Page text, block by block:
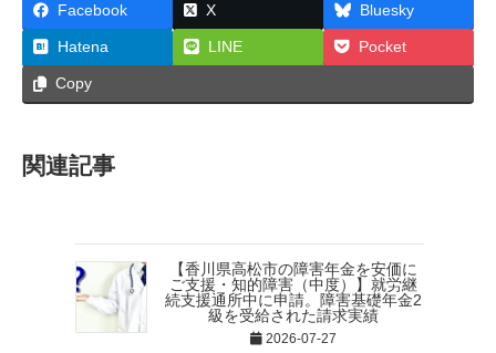
Facebook X Bluesky
Hatena LINE Pocket
Copy
関連記事
【香川県高松市の障害年金を安価に
ご支援・知的障害（中度）】就労継
続支援通所中に申請。障害基礎年金2
級を受給された請求実績
2026-07-27